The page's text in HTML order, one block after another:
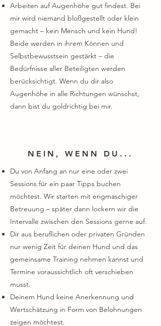
Arbeiten auf Augenhöhe gut findest. Bei
mir wird niemand bloßgestellt oder klein
gemacht – kein Mensch und kein Hund!
Beide werden in ihrem Können und
Selbstbewusstsein gestärkt – die
Bedürfnisse aller Beteiligten werden
berücksichtigt. Wenn du dir also
Augenhöhe in alle Richtungen wünschst,
dann bist du goldrichtig bei mir.
NEIN, WENN DU...
Du von Anfang an nur eine oder zwei
Sessions für ein paar Tipps buchen
möchtest. Wir starten mit engmaschiger
Betreuung – später dann lockern wir die
Intervalle zwischen den Sessions gerne auf.
Dir aus beruflichen oder privaten Gründen
nur wenig Zeit für deinen Hund und das
gemeinsame Training nehmen kannst und
Termine voraussichtlich oft verschieben
musst.
Deinem Hund keine Anerkennung und
Wertschätzung in Form von Belohnungen
zeigen möchtest.